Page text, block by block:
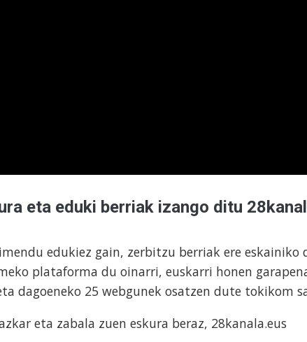
eta eduki berriak izango ditu
edukiez gain, zerbitzu berriak ere eskainiko
plataforma du oinarri, euskarri honen
dagoeneko 25 webgunek osatzen dute tokikom
eta zabala zuen eskura beraz, 28kanala.eus